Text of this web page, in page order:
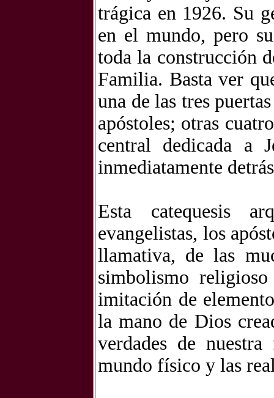
trágica en 1926. Su
en el mundo, pero
toda la construcción
Familia. Basta ver
una de las tres
apóstoles; otras
central dedicada a
inmediatamente
Esta catequesis
evangelistas, los
llamativa, de las
simbolismo
imitación de
la mano de Dios
verdades de
mundo físico y las